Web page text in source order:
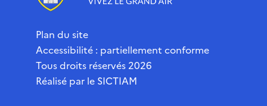
Plan du site
Accessibilité : partiellement conforme
Tous droits réservés 2026
Réalisé par le SICTIAM